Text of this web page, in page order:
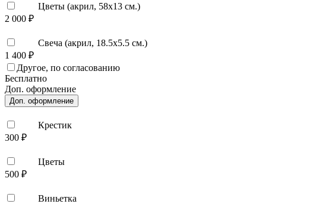
Цветы (акрил, 58х13 см.)
2 000 ₽
Свеча (акрил, 18.5х5.5 см.)
1 400 ₽
Другое, по согласованию
Бесплатно
Доп. оформление
Доп. оформление
Крестик
300 ₽
Цветы
500 ₽
Виньетка